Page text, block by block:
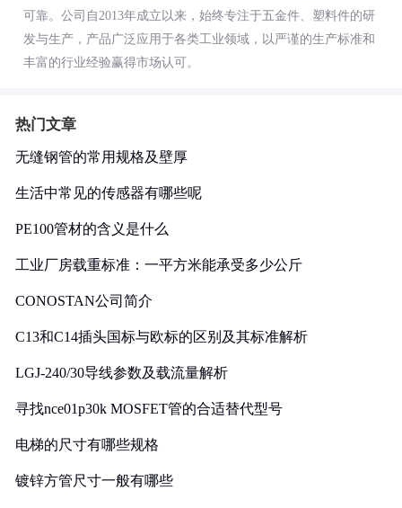
可靠。公司自2013年成立以来，始终专注于五金件、塑料件的研
发与生产，产品广泛应用于各类工业领域，以严谨的生产标准和
丰富的行业经验赢得市场认可。
热门文章
无缝钢管的常用规格及壁厚
生活中常见的传感器有哪些呢
PE100管材的含义是什么
工业厂房载重标准：一平方米能承受多少公斤
CONOSTAN公司简介
C13和C14插头国标与欧标的区别及其标准解析
LGJ-240/30导线参数及载流量解析
寻找nce01p30k MOSFET管的合适替代型号
电梯的尺寸有哪些规格
镀锌方管尺寸一般有哪些